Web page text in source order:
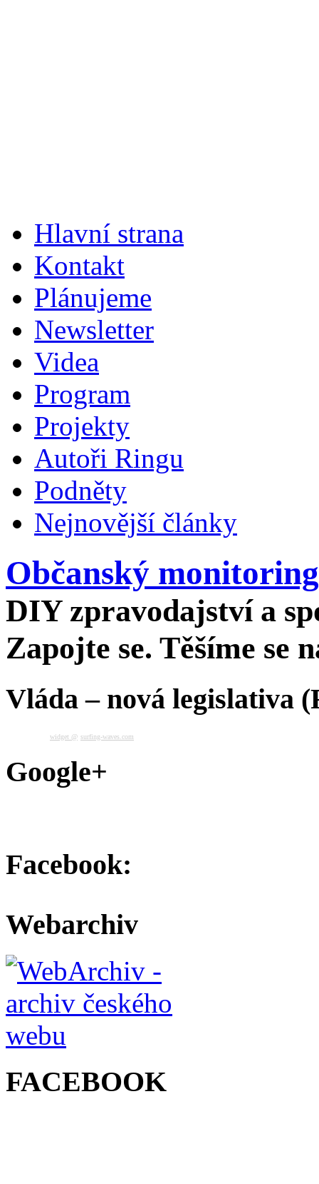
Hlavní strana
Kontakt
Plánujeme
Newsletter
Videa
Program
Projekty
Autoři Ringu
Podněty
Nejnovější články
Občanský monitoring
DIY zpravodajství a
Zapojte se. Těšíme se
Vláda – nová legislativa
widget @ surfing-waves.com
Google+
Facebook:
Webarchiv
FACEBOOK